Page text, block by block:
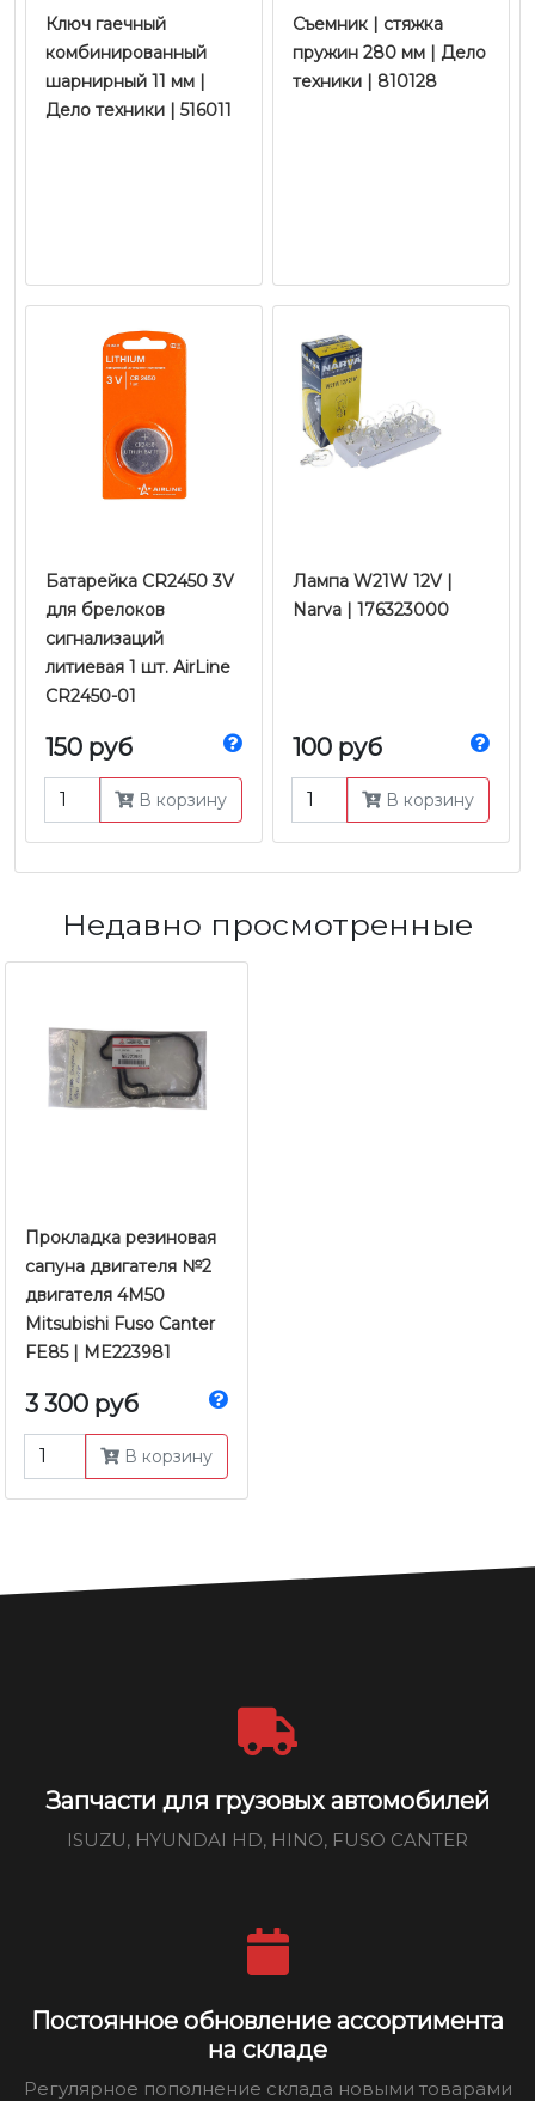
Ключ гаечный
комбинированный
шарнирный 11 мм |
Дело техники | 516011
Съемник | стяжка
пружин 280 мм | Дело
техники | 810128
Батарейка CR2450 3V
для брелоков
сигнализаций
литиевая 1 шт. AirLine
CR2450-01
150 руб
В корзину
Лампа W21W 12V |
Narva | 176323000
100 руб
В корзину
Недавно просмотренные
Прокладка резиновая
сапуна двигателя №2
двигателя 4M50
Mitsubishi Fuso Canter
FE85 | ME223981
3 300 руб
В корзину
Запчасти для грузовых автомобилей
ISUZU, HYUNDAI HD, HINO, FUSO CANTER
Постоянное обновление ассортимента
на складе
Регулярное пополнение склада новыми товарами